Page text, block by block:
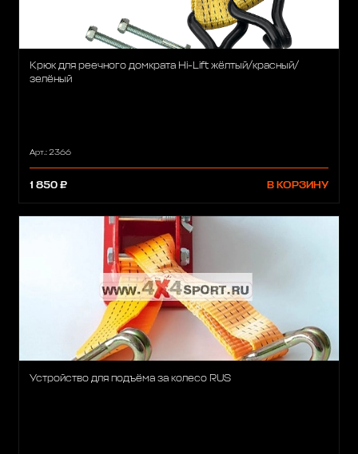
Крюк для реечного домкрата Hi-Lift жёлтый/красный/
зелёный
Арт.: 2366
1 850 ₽ В КОРЗИНУ
Устройство для подъёма за колесо RUS